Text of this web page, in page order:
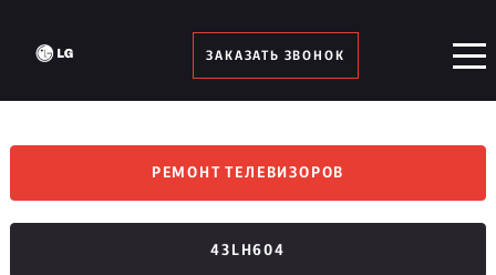
ЗАКАЗАТЬ ЗВОНОК
РЕМОНТ ТЕЛЕВИЗОРОВ
43LH604